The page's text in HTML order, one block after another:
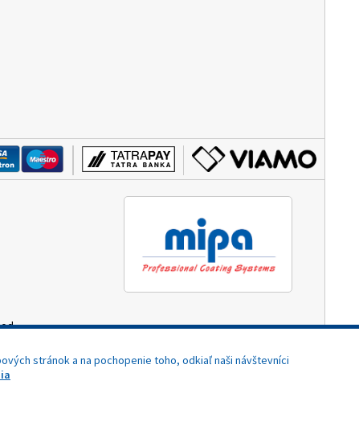
stránok a na pochopenie toho, odkiaľ naši návštevníci